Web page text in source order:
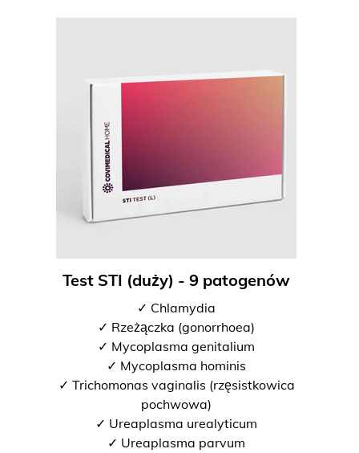
Test STI (duży) - 9 patogenów
✓ Chlamydia
✓ Rzeżączka (gonorrhoea)
✓ Mycoplasma genitalium
✓ Mycoplasma hominis
✓ Trichomonas vaginalis (rzęsistkowica
pochwowa)
✓ Ureaplasma urealyticum
✓ Ureaplasma parvum